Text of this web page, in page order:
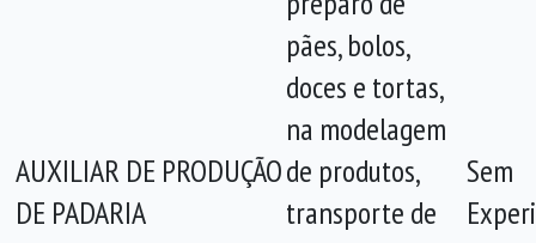
AUXILIAR DE PRODUÇÃO
DE PADARIA
pães, bolos,
doces e tortas,
na modelagem
de produtos,
transporte de
Sem